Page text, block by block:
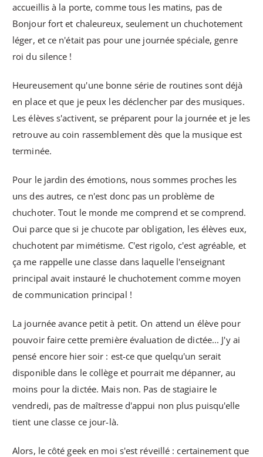
accueillis à la porte, comme tous les matins, pas de
Bonjour fort et chaleureux, seulement un chuchotement
léger, et ce n'était pas pour une journée spéciale, genre
roi du silence !
Heureusement qu'une bonne série de routines sont déjà
en place et que je peux les déclencher par des musiques.
Les élèves s'activent, se préparent pour la journée et je les
retrouve au coin rassemblement dès que la musique est
terminée.
Pour le jardin des émotions, nous sommes proches les
uns des autres, ce n'est donc pas un problème de
chuchoter. Tout le monde me comprend et se comprend.
Oui parce que si je chucote par obligation, les élèves eux,
chuchotent par mimétisme. C'est rigolo, c'est agréable, et
ça me rappelle une classe dans laquelle l'enseignant
principal avait instauré le chuchotement comme moyen
de communication principal !
La journée avance petit à petit. On attend un élève pour
pouvoir faire cette première évaluation de dictée... J'y ai
pensé encore hier soir : est-ce que quelqu'un serait
disponible dans le collège et pourrait me dépanner, au
moins pour la dictée. Mais non. Pas de stagiaire le
vendredi, pas de maîtresse d'appui non plus puisqu'elle
tient une classe ce jour-là.
Alors, le côté geek en moi s'est réveillé : certainement que